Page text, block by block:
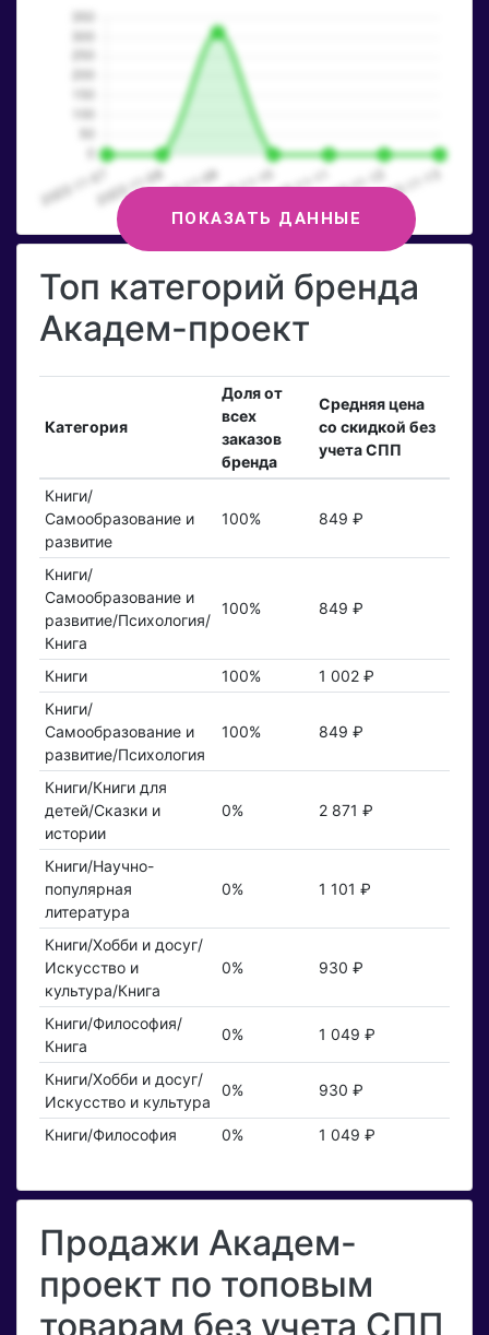
ПОКАЗАТЬ ДАННЫЕ
Топ категорий бренда
Академ-проект
Категория
Доля от
всех
заказов
бренда
Средняя цена
со скидкой без
учета СПП
Книги/
Самообразование и
развитие
100% 849 ₽
Книги/
Самообразование и
развитие/Психология/
Книга
100% 849 ₽
Книги 100%
1 002 ₽
Книги/
Самообразование и
развитие/Психология
100% 849 ₽
Книги/Книги для
детей/Сказки и
истории
0% 2 871 ₽
Книги/Научно-
популярная
литература
0% 1 101 ₽
Книги/Хобби и досуг/
Искусство и
культура/Книга
0% 930 ₽
Книги/Философия/
Книга
0% 1 049 ₽
Книги/Хобби и досуг/
Искусство и культура
0% 930 ₽
Книги/Философия 0% 1 049 ₽
Продажи Академ-
проект по топовым
товарам без учета СПП